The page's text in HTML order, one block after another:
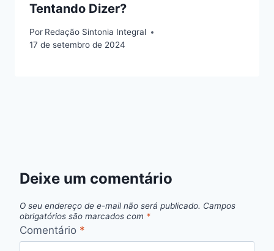
Tentando Dizer?
Por Redação Sintonia Integral
17 de setembro de 2024
Deixe um comentário
O seu endereço de e-mail não será publicado. Campos
obrigatórios são marcados com *
Comentário *